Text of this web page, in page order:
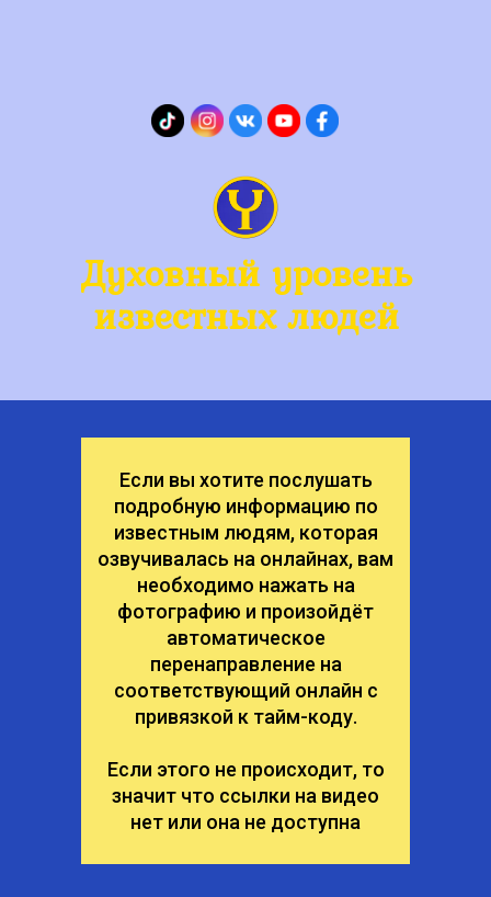
Духовный уровень
известных людей
Если вы хотите послушать
подробную информацию по
известным людям, которая
озвучивалась на онлайнах, вам
необходимо нажать на
фотографию и произойдёт
автоматическое
перенаправление на
соответствующий онлайн с
привязкой к тайм-коду.
Если этого не происходит, то
значит что ссылки на видео
нет или она не доступна